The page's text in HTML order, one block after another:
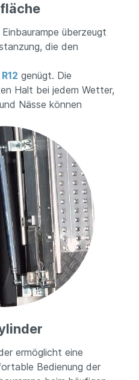
überzeugt
die den
R12 genügt. Die
Halt bei jedem Wetter,
Nässe können
ermöglicht eine
Bedienung der